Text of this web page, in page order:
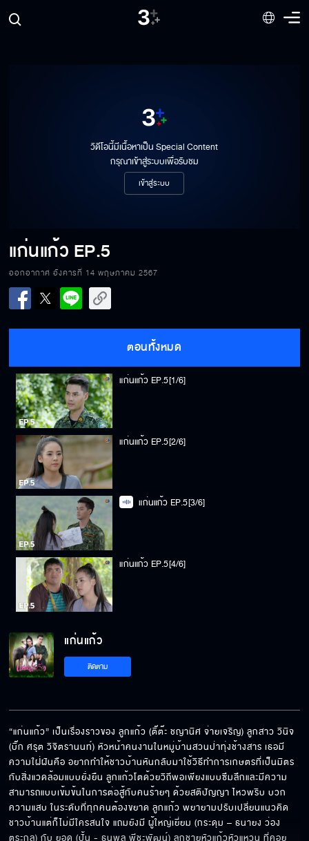
วิดีโอนี้มีเนื้อหาเป็น Special Content
กรุณาเข้าสู่ระบบเพื่อรับชม
เข้าสู่ระบบ
แก่นแก้ว EP.5
ออกอากาศ อังคารที่ 14 พฤษภาคม 2567
ตอนทั้งหมด
แก่นแก้ว EP.5[1/6]
แก่นแก้ว EP.5[2/6]
แก่นแก้ว EP.5[3/6]
แก่นแก้ว EP.5[4/6]
แก่นแก้ว
ติดตาม
“แก่นแก้ว” เป็นเรื่องราวของ ลูกแก้ว (ติ๊ต๊ะ ชญานิศ จ่ายเจริญ) ลูกสาว วินิจ
(บิ๊ก ศรุต วิจิตรานนท์) หัวหน้าคนงานในหมู่บ้านสวนป่าทุ่งช้างสาร เธอมี
ความใฝ่ฝันคือ อยากทำให้ชาวบ้านหันกลับมาใช้วิธีทำการเกษตรที่เป็นมิตร
กับสิ่งแวดล้อมแบบยั่งยืน ลูกแก้วโตด้วยวิถีพอเพียงแบบซึมลึกและมีความ
สามารถแบบเข้มข้นในการต่อสู้กับคนร้ายๆ ด้วยสติปัญญา ไหวพริบ บวก
ความแสบ ในระดับที่ทุกคนต้องขยาด ลูกแก้ว พยายามปรับเปลี่ยนแนวคิด
ชาวบ้านแต่ก็ไม่มีใครสนใจ แถมยังมี ผู้ใหญ่เยี่ยม (กระดุม – ธนายง ว่อง
ตระกูล) กับ ยอด (ปั้น - ธนพล พีชะพัฒน์) ลูกชายหัวแก้วหัวแหวน ที่คอย